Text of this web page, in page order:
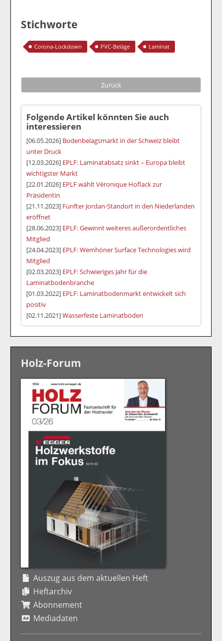
Stichworte
Corona-Lockdown PVC-Beläge Laminat
Zurück
Folgende Artikel könnten Sie auch
interessieren
[06.05.2026] Bodenbelagsmarkt in der Schweiz bleibt
unter Druck
[12.03.2026] EPLF: Laminatabsatz sinkt – Europa bleibt
wichtigster Markt
[22.01.2026] EPLF wählt Véronique Hoflack zur
Präsidentin
[21.11.2023] Fünfter Jordan-Standort in den Niederlanden
eröffnet
[28.06.2023] EPLF: Gewinnt weiteres außerordentliches
Mitglied
[24.04.2023] EPLF: Wemhöner Surface Technologies wird
Mitglied
[02.03.2023] EPLF: Schwieriges Jahr für die
Laminatbodenbranche
[01.03.2022] EPLF: Laminatbodenmarkt entwickelt sich
positiv
[02.11.2021]Wasserfeste Laminatböden
Holz-Forum
Auszug aus dem aktuellen Heft
Heftarchiv
Abonnement
Mediadaten